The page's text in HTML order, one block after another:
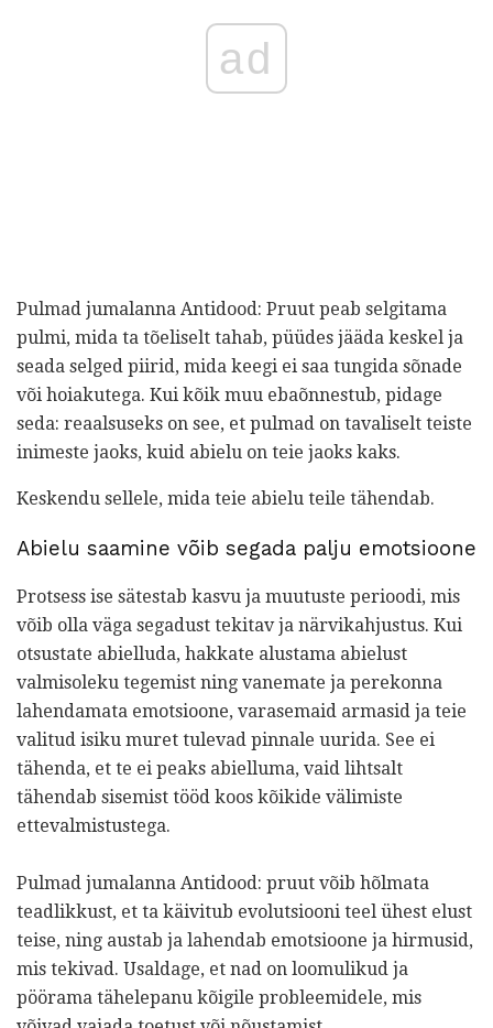
ad
Pulmad jumalanna Antidood: Pruut peab selgitama
pulmi, mida ta tõeliselt tahab, püüdes jääda keskel ja
seada selged piirid, mida keegi ei saa tungida sõnade
või hoiakutega. Kui kõik muu ebaõnnestub, pidage
seda: reaalsuseks on see, et pulmad on tavaliselt teiste
inimeste jaoks, kuid abielu on teie jaoks kaks.
Keskendu sellele, mida teie abielu teile tähendab.
Abielu saamine võib segada palju emotsioone
Protsess ise sätestab kasvu ja muutuste perioodi, mis
võib olla väga segadust tekitav ja närvikahjustus. Kui
otsustate abielluda, hakkate alustama abielust
valmisoleku tegemist ning vanemate ja perekonna
lahendamata emotsioone, varasemaid armasid ja teie
valitud isiku muret tulevad pinnale uurida. See ei
tähenda, et te ei peaks abielluma, vaid lihtsalt
tähendab sisemist tööd koos kõikide välimiste
ettevalmistustega.
Pulmad jumalanna Antidood: pruut võib hõlmata
teadlikkust, et ta käivitub evolutsiooni teel ühest elust
teise, ning austab ja lahendab emotsioone ja hirmusid,
mis tekivad. Usaldage, et nad on loomulikud ja
pöörama tähelepanu kõigile probleemidele, mis